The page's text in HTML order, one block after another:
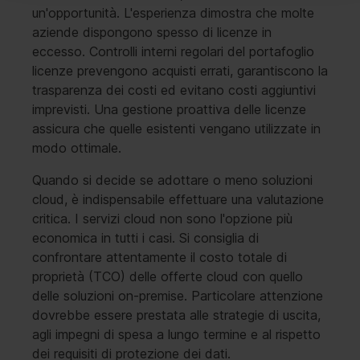
un'opportunità. L'esperienza dimostra che molte
aziende dispongono spesso di licenze in
eccesso. Controlli interni regolari del portafoglio
licenze prevengono acquisti errati, garantiscono la
trasparenza dei costi ed evitano costi aggiuntivi
imprevisti. Una gestione proattiva delle licenze
assicura che quelle esistenti vengano utilizzate in
modo ottimale.
Quando si decide se adottare o meno soluzioni
cloud, è indispensabile effettuare una valutazione
critica. I servizi cloud non sono l'opzione più
economica in tutti i casi. Si consiglia di
confrontare attentamente il costo totale di
proprietà (TCO) delle offerte cloud con quello
delle soluzioni on-premise. Particolare attenzione
dovrebbe essere prestata alle strategie di uscita,
agli impegni di spesa a lungo termine e al rispetto
dei requisiti di protezione dei dati.